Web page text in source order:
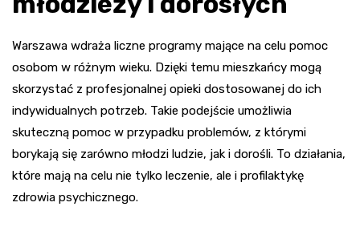
Warszawa wdraża liczne programy mające na celu pomoc
osobom w różnym wieku. Dzięki temu mieszkańcy mogą
skorzystać z profesjonalnej opieki dostosowanej do ich
indywidualnych potrzeb. Takie podejście umożliwia
skuteczną pomoc w przypadku problemów, z którymi
borykają się zarówno młodzi ludzie, jak i dorośli. To działania,
które mają na celu nie tylko leczenie, ale i profilaktykę
zdrowia psychicznego.